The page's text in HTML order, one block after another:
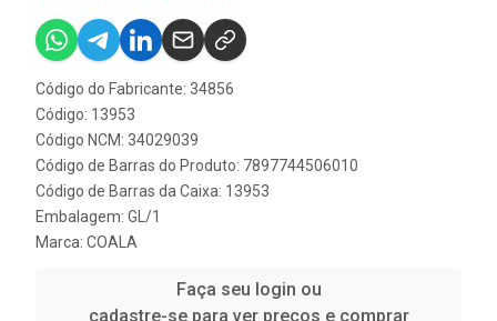
Código do Fabricante: 34856
Código: 13953
Código NCM: 34029039
Código de Barras do Produto: 7897744506010
Código de Barras da Caixa: 13953
Embalagem: GL/1
Marca: COALA
Faça seu login ou
cadastre-se para ver preços e comprar